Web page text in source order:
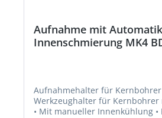
Aufnahme mit
Innenschmierung MK4
Aufnahmehalter für Kernbohrer •
Werkzeughalter für
• Mit manueller Innenkühlung •